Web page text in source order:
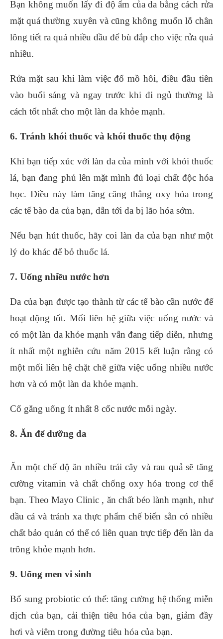
Bạn không muốn lấy đi độ ẩm của da bằng cách rửa
mặt quá thường xuyên và cũng không muốn lỗ chân
lông tiết ra quá nhiều dầu để bù đắp cho việc rửa quá
nhiều.
Rửa mặt sau khi làm việc đổ mồ hôi, điều đầu tiên
vào buổi sáng và ngay trước khi đi ngủ thường là
cách tốt nhất cho một làn da khỏe mạnh.
6. Tránh khói thuốc và khói thuốc thụ động
Khi bạn tiếp xúc với làn da của mình với khói thuốc
lá, bạn đang phủ lên mặt mình đủ loại chất độc hóa
học. Điều này làm tăng căng thẳng oxy hóa trong
các tế bào da của bạn, dẫn tới da bị lão hóa sớm.
Nếu bạn hút thuốc, hãy coi làn da của bạn như một
lý do khác để bỏ thuốc lá.
7. Uống nhiều nước hơn
Da của bạn được tạo thành từ các tế bào cần nước để
hoạt động tốt. Mối liên hệ giữa việc uống nước và
có một làn da khỏe mạnh vẫn đang tiếp diễn, nhưng
ít nhất một nghiên cứu năm 2015 kết luận rằng có
một mối liên hệ chặt chẽ giữa việc uống nhiều nước
hơn và có một làn da khỏe mạnh.
Cố gắng uống ít nhất 8 cốc nước mỗi ngày.
8. Ăn để dưỡng da
Ăn một chế độ ăn nhiều trái cây và rau quả sẽ tăng
cường vitamin và chất chống oxy hóa trong cơ thể
bạn. Theo Mayo Clinic , ăn chất béo lành mạnh, như
dầu cá và tránh xa thực phẩm chế biến sẵn có nhiều
chất bảo quản có thể có liên quan trực tiếp đến làn da
trông khỏe mạnh hơn.
9. Uống men vi sinh
Bổ sung probiotic có thể: tăng cường hệ thống miễn
dịch của bạn, cải thiện tiêu hóa của bạn, giảm đầy
hơi và viêm trong đường tiêu hóa của bạn.